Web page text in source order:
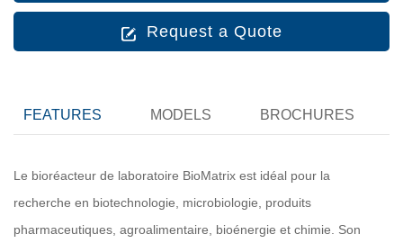
Request a Quote
FEATURES MODELS BROCHURES
Le bioréacteur de laboratoire BioMatrix est idéal pour la
recherche en biotechnologie, microbiologie, produits
pharmaceutiques, agroalimentaire, bioénergie et chimie. Son